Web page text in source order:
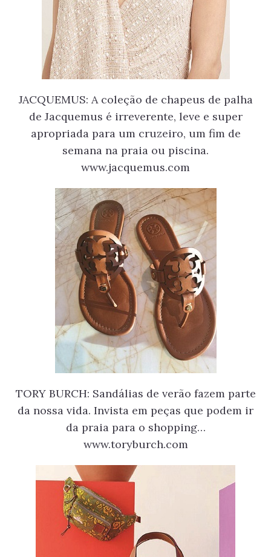
JACQUEMUS: A coleção de chapeus de palha
de Jacquemus é irreverente, leve e super
apropriada para um cruzeiro, um fim de
semana na praia ou piscina.
www.jacquemus.com
TORY BURCH: Sandálias de verão fazem parte
da nossa vida. Invista em peças que podem ir
da praia para o shopping…
www.toryburch.com